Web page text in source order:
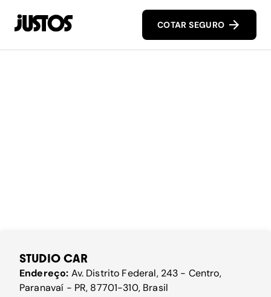
COTAR SEGURO
STUDIO CAR
Endereço: Av. Distrito Federal, 243 - Centro,
Paranavaí - PR, 87701-310, Brasil